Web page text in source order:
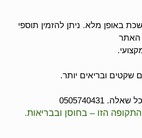
באופן מלא. ניתן להזמין תוספי
האתר
שקטים ובריאים יותר.
0505740431
הזו – בחוסן ובבריאות.